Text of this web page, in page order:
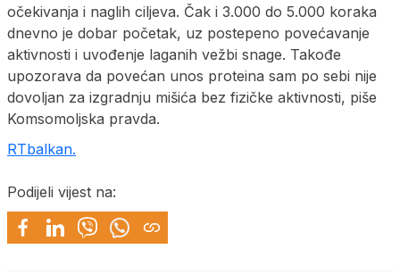
očekivanja i naglih ciljeva. Čak i 3.000 do 5.000 koraka
dnevno je dobar početak, uz postepeno povećavanje
aktivnosti i uvođenje laganih vežbi snage. Takođe
upozorava da povećan unos proteina sam po sebi nije
dovoljan za izgradnju mišića bez fizičke aktivnosti, piše
Komsomoljska pravda.
RTbalkan.
Podijeli vijest na: